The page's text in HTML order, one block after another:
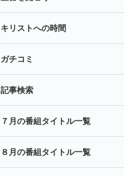
キリストへの時間
ガチコミ
記事検索
７月の番組タイトル一覧
８月の番組タイトル一覧